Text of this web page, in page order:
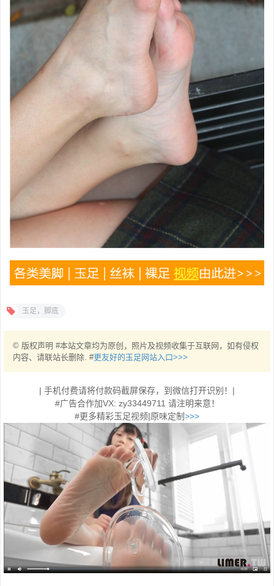
玉足，脚底
© 版权声明 #本站文章均为原创，照片及视频收集于互联网，如有侵权
内容、请联站长删除. #更友好的玉足网站入口>>>
| 手机付费请将付款码截屏保存，到微信打开识别！|
#广告合作加VX: zy33449711 请注明来意！
#更多精彩玉足视频|原味定制>>>